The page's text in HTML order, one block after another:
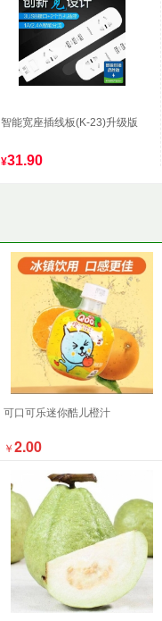
智能宽座插线板(K-23)升级版
¥31.90
可口可乐迷你酷儿橙汁
￥2.00